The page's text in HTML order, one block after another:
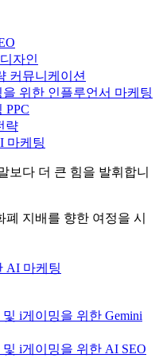
자인
커뮤니케이션
위한 인플루언서 마케팅
PPC
략
마케팅
보다 더 큰 힘을 발휘합니
지배를 향한 여정을 시
AI 마케팅
i게이밍을 위한 Gemini
i게이밍을 위한 AI SEO